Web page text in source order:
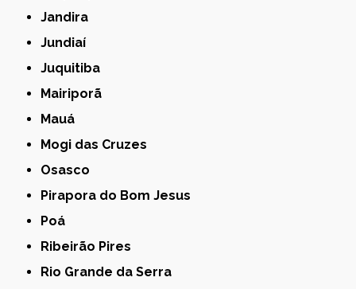
Jandira
Jundiaí
Juquitiba
Mairiporã
Mauá
Mogi das Cruzes
Osasco
Pirapora do Bom Jesus
Poá
Ribeirão Pires
Rio Grande da Serra